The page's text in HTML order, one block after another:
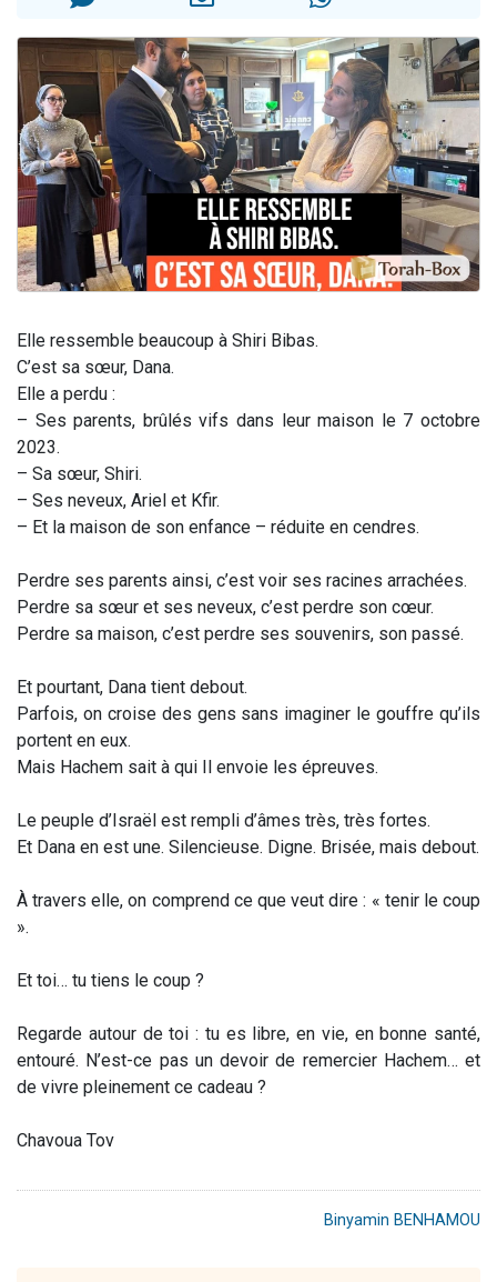
30 personnes viennent de faire un don pour Sauvez la jambe de Yohan
Il reste 49 places pour étudier en groupe sur Zoom
12 nouvelles musiques dans Torah-Box Music
29 personnes viennent de demander une bénédiction
Elle ressemble beaucoup à Shiri Bibas.
C’est sa sœur, Dana.
Elle a perdu :
– Ses parents, brûlés vifs dans leur maison le 7 octobre
2023.
– Sa sœur, Shiri.
– Ses neveux, Ariel et Kfir.
– Et la maison de son enfance – réduite en cendres.
Perdre ses parents ainsi, c’est voir ses racines arrachées.
Perdre sa sœur et ses neveux, c’est perdre son cœur.
Perdre sa maison, c’est perdre ses souvenirs, son passé.
Et pourtant, Dana tient debout.
Parfois, on croise des gens sans imaginer le gouffre qu’ils
portent en eux.
Mais Hachem sait à qui Il envoie les épreuves.
Le peuple d’Israël est rempli d’âmes très, très fortes.
Et Dana en est une. Silencieuse. Digne. Brisée, mais debout.
À travers elle, on comprend ce que veut dire : « tenir le coup
».
Et toi… tu tiens le coup ?
Regarde autour de toi : tu es libre, en vie, en bonne santé,
entouré. N’est-ce pas un devoir de remercier Hachem… et
de vivre pleinement ce cadeau ?
Chavoua Tov
Binyamin BENHAMOU